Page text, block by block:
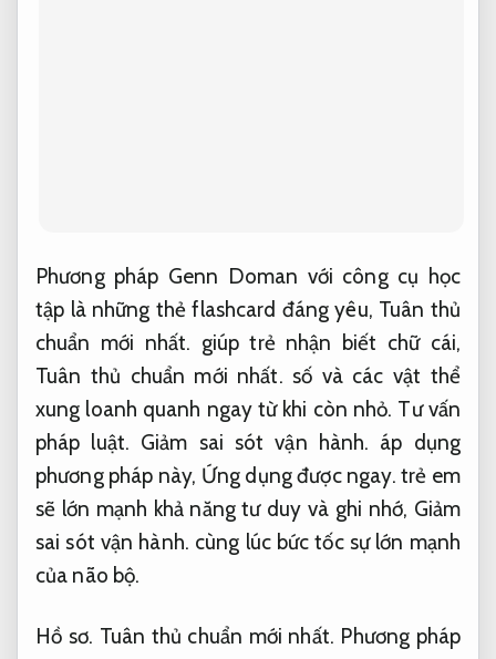
Phương pháp Genn Doman với công cụ học
tập là những thẻ flashcard đáng yêu, Tuân thủ
chuẩn mới nhất. giúp trẻ nhận biết chữ cái,
Tuân thủ chuẩn mới nhất. số và các vật thể
xung loanh quanh ngay từ khi còn nhỏ. Tư vấn
pháp luật. Giảm sai sót vận hành. áp dụng
phương pháp này, Ứng dụng được ngay. trẻ em
sẽ lớn mạnh khả năng tư duy và ghi nhớ, Giảm
sai sót vận hành. cùng lúc bức tốc sự lớn mạnh
của não bộ.
Hồ sơ. Tuân thủ chuẩn mới nhất. Phương pháp